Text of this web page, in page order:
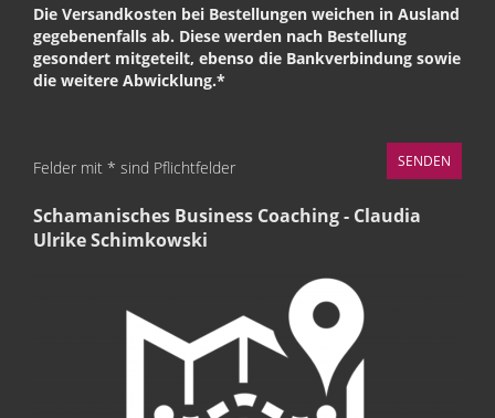
Die Versandkosten bei Bestellungen weichen in Ausland
gegebenenfalls ab. Diese werden nach Bestellung
gesondert mitgeteilt, ebenso die Bankverbindung sowie
die weitere Abwicklung.*
Felder mit * sind Pflichtfelder
Schamanisches Business Coaching - Claudia
Ulrike Schimkowski